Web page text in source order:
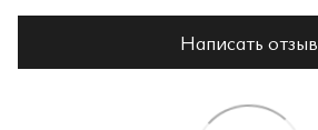
Написать отзыв